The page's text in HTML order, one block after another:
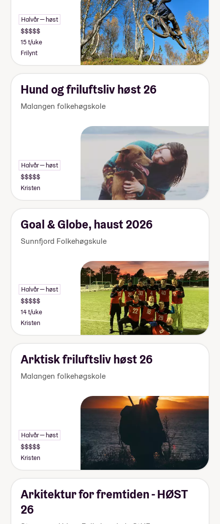
Halvår — høst
15 t/uke
Frilynt
Hund og friluftsliv høst 26
Malangen folkehøgskole
Halvår — høst
Kristen
Goal & Globe, haust 2026
Sunnfjord Folkehøgskule
Halvår — høst
14 t/uke
Kristen
Arktisk friluftsliv høst 26
Malangen folkehøgskole
Halvår — høst
Kristen
Arkitektur for fremtiden - HØST
26